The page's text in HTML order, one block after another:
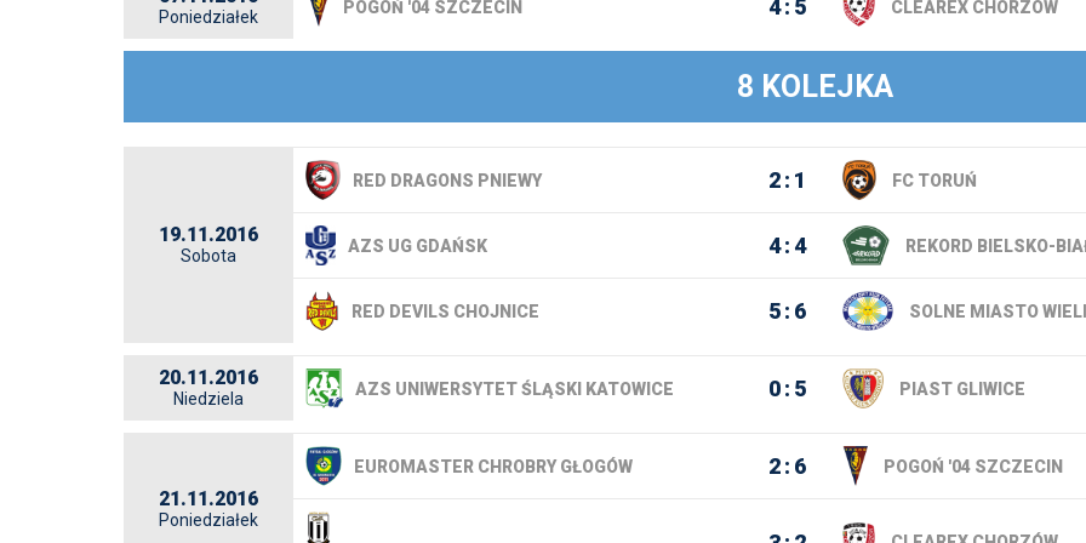
Poniedziałek
POGOŃ '04 SZCZECIN 4 5 CLEAREX CHORZÓW
8 KOLEJKA
19.11.2016
Sobota
RED DRAGONS PNIEWY 2 1 FC TORUŃ
AZS UG GDAŃSK 4 4 REKORD BIELSKO-
RED DEVILS CHOJNICE 5 6 SOLNE MIASTO
20.11.2016
Niedziela
AZS UNIWERSYTET ŚLĄSKI KATOWICE 0 5 PIAST GLIWICE
21.11.2016
Poniedziałek
EUROMASTER CHROBRY GŁOGÓW 2 6 POGOŃ '04 SZCZECIN